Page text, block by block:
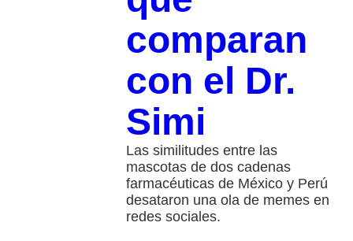
comparan
con el Dr.
Simi
Las similitudes entre las
mascotas de dos cadenas
farmacéuticas de México y Perú
desataron una ola de memes en
redes sociales.